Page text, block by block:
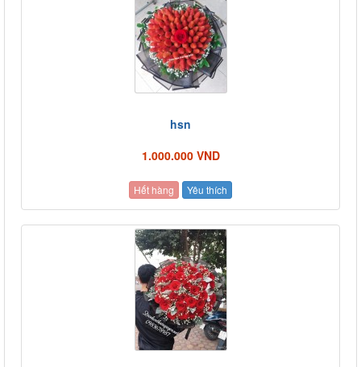
hsn
1.000.000 VND
Hết hàng Yêu thích